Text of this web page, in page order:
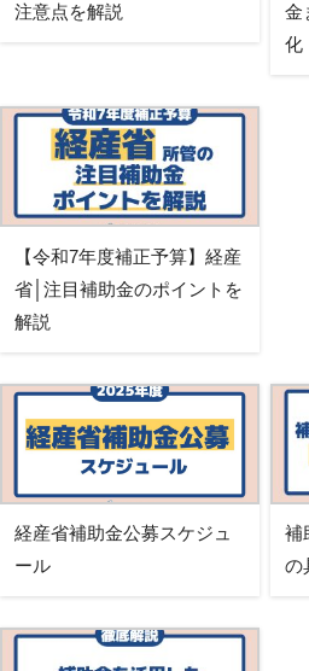
注意点を解説
金
化
【令和7年度補正予算】経産
省│注目補助金のポイントを
解説
経産省補助金公募スケジュ
ール
補
の